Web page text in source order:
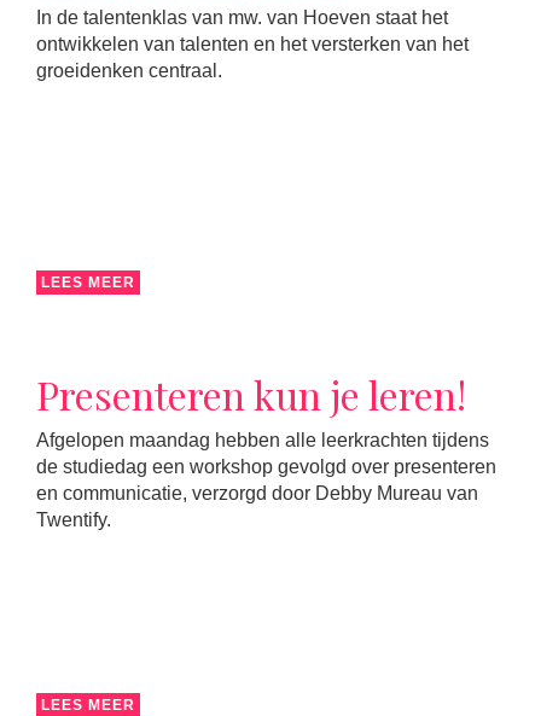
In de talentenklas van mw. van Hoeven staat het
ontwikkelen van talenten en het versterken van het
groeidenken centraal.
LEES MEER
Presenteren kun je leren!
Afgelopen maandag hebben alle leerkrachten tijdens
de studiedag een workshop gevolgd over presenteren
en communicatie, verzorgd door Debby Mureau van
Twentify.
LEES MEER